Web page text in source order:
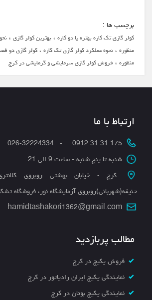
برچسب ها :
کولر گازی تک کاره بهتره یا دو کاره،بهترین کولر گازی،
منظوره،نحوه عملکرد کولر گازی تک کاره،کولر گازی دو
منظوره، فروش کولر گازی سرمایشی و گرمایشی در کرج
ارتباط با ما
175 31 31 0912 - 026-32224334
شنبه تا پنج شنبه - ساعت 9 الی 21
حنیفه(شهربانی)روبروی آزمایشگاه نور، فروشگاه
hamidtashakori1362@gmail.com
مطالب پربازدید
فروش پکیج در کرج
نمایندگی پکیج ایران رادیاتور در کرج
نمایندگی پکیج بوتان در کرج